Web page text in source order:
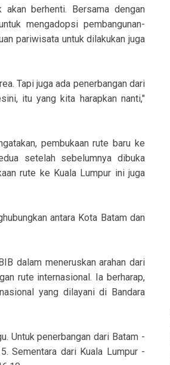
berhenti. Bersama dengan
mengadopsi pembangunan-
pariwisata untuk dilakukan juga
Tapi juga ada penerbangan dari
itu yang kita harapkan nanti,"
pembukaan rute baru ke
setelah sebelumnya dibuka
rute ke Kuala Lumpur ini juga
antara Kota Batam dan
dalam meneruskan arahan dari
rute internasional. Ia berharap,
yang dilayani di Bandara
Untuk penerbangan dari Batam -
Sementara dari Kuala Lumpur -